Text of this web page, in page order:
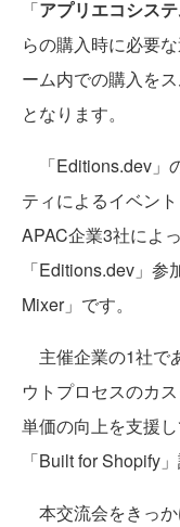
「アプリエコシス
らの購入時に必要
ーム内での購入を
となります。
「Editions.dev」
ティによるイベン
APAC企業3社によ
「Editions.dev」
Mixer」です。
主催企業の1社で
ウトプロセスのカ
単価の向上を支援
「Built for Shopify
本交流会をきっ